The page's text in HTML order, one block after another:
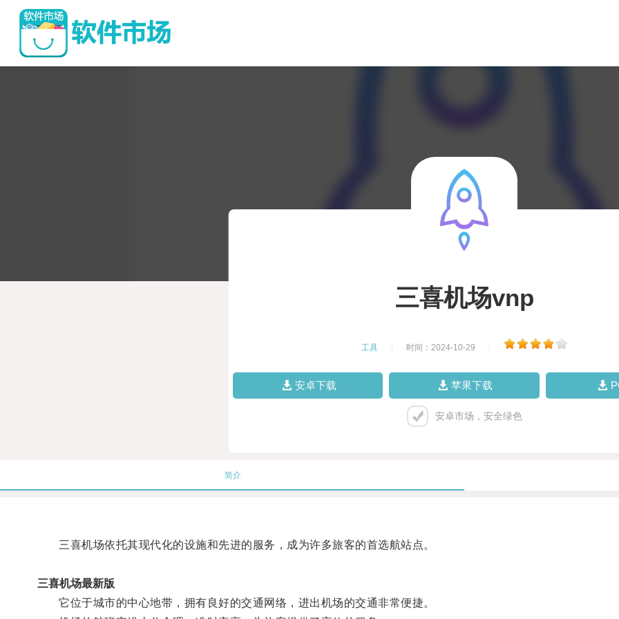
三喜机场vnp
工具 时间：2024-10-29
安卓下载 苹果下载
安卓市场，安全绿色
简介
三喜机场依托其现代化的设施和先进的服务，成为许多旅客的首选航站点。
三喜机场最新版
它位于城市的中心地带，拥有良好的交通网络，进出机场的交通非常便捷。